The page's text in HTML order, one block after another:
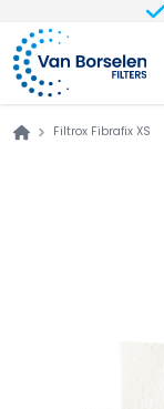
Ga naar de inhoud
Filtrox Fibrafix XS